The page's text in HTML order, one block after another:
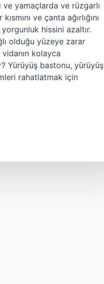
ve yamaçlarda ve rüzgarlı
ve çanta ağırlığını
yorgunluk hissini azaltır.
olduğu yüzeye zarar
kolayca
Yürüyüş bastonu, yürüyüş
rahatlatmak için